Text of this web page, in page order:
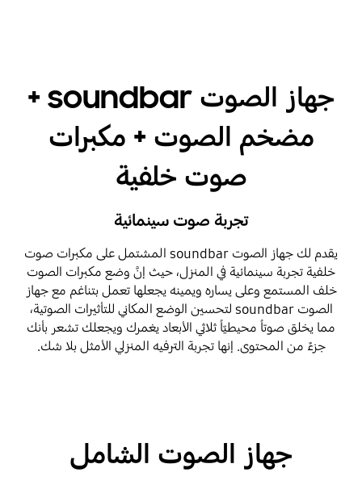
جهاز الصوت soundbar +
مضخم الصوت + مكبرات
صوت خلفية
تجربة صوت سينمائية
يقدم لك جهاز الصوت soundbar المشتمل على مكبرات صوت
خلفية تجربة سينمائية في المنزل، حيث إنَّ وضع مكبرات الصوت
خلف المستمع وعلى يساره ويمينه يجعلها تعمل بتناغم مع جهاز
الصوت soundbar لتحسين الوضع المكاني للتأثيرات الصوتية،
مما يخلق صوتاً محيطيّاً ثلاثي الأبعاد يغمرك ويجعلك تشعر بأنك
جزءٌ من المحتوى. إنها تجربة الترفيه المنزلي الأمثل بلا شك.
جهاز الصوت الشامل